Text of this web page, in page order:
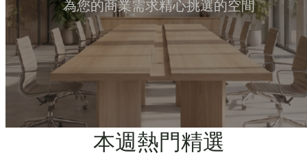
為您的商業需求精心挑選的空間
本週熱門精選